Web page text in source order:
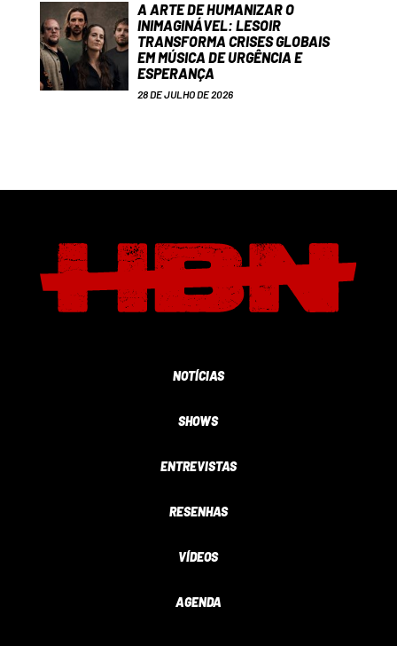
A ARTE DE HUMANIZAR O
INIMAGINÁVEL: LESOIR
TRANSFORMA CRISES GLOBAIS
EM MÚSICA DE URGÊNCIA E
ESPERANÇA
28 DE JULHO DE 2026
NOTÍCIAS
SHOWS
ENTREVISTAS
RESENHAS
VÍDEOS
AGENDA